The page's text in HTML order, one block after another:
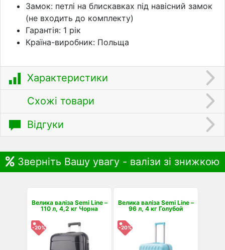
Замок: петлі на блискавках під навісний замок
(не входить до комплекту)
Гарантія: 1 рік
Країна-виробник: Польща
Характеристики
Схожі товари
Відгуки
Зверніть Вашу увагу - валізи зі знижкою
Велика валіза Semi Line –
110 л, 4,2 кг Чорна
-20%
Велика валіза Semi Line –
96 л, 4 кг Голубой
-20%